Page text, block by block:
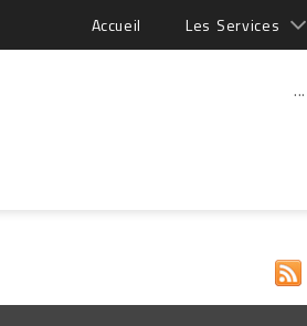
Accueil Les Services
...